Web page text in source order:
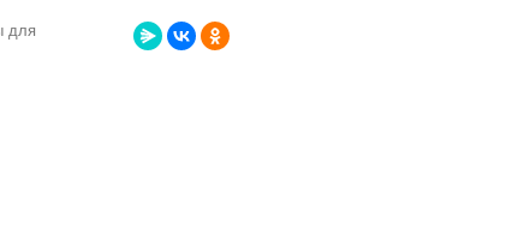
для